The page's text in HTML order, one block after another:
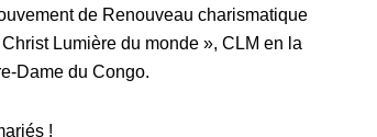
de Renouveau charismatique
Lumière du monde », CLM en la
Dame du Congo.
!